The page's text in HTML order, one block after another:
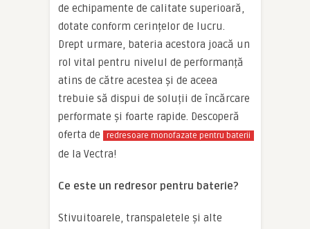
de echipamente de calitate superioară,
dotate conform cerințelor de lucru.
Drept urmare, bateria acestora joacă un
rol vital pentru nivelul de performanță
atins de către acestea și de aceea
trebuie să dispui de soluții de încărcare
performate și foarte rapide. Descoperă
oferta de
redresoare monofazate pentru baterii
de la Vectra!
Ce este un redresor pentru baterie?
Stivuitoarele, transpaletele și alte